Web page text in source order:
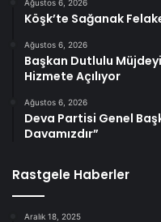
Ağustos 6, 2026
Köşk’te Sağanak
Ağustos 6, 2026
Başkan Dutlulu
Hizmete Açılıyor
Ağustos 6, 2026
Deva Partisi Genel
Davamızdır”
Rastgele Haberler
Aralık 18, 2025